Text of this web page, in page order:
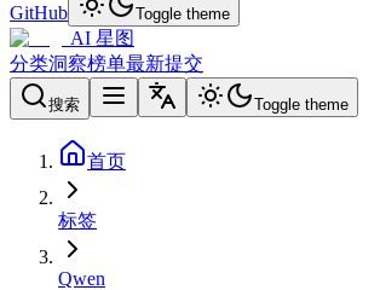
GitHub Toggle theme
AI 星图
分类洞察榜单最新提交
搜索 Toggle theme
首页
标签
Qwen